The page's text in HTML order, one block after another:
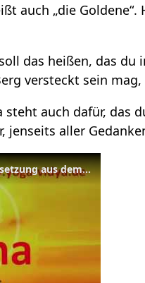
auch „die
das heißen, das
versteckt sein
steht auch dafür, das
jenseits aller
Spiritueller Name Hema - Bedeutung und Übersetzung aus dem Sanskrit